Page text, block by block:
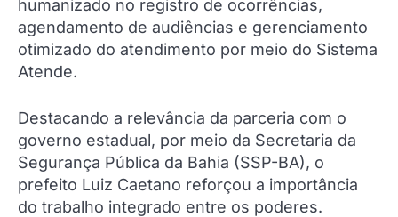
humanizado no registro de ocorrências,
agendamento de audiências e gerenciamento
otimizado do atendimento por meio do Sistema
Atende.
Destacando a relevância da parceria com o
governo estadual, por meio da Secretaria da
Segurança Pública da Bahia (SSP-BA), o
prefeito Luiz Caetano reforçou a importância
do trabalho integrado entre os poderes.